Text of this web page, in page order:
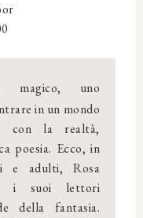
magico, uno
in un mondo
con la realtà,
poesia. Ecco, in
e adulti, Rosa
i suoi lettori
della fantasia.